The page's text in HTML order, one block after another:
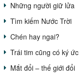
Những người giữ lửa
Tìm kiếm Nước Trời
Chén hay ngai?
Trái tim cũng có ký ức
Mắt đổi – thế giới đổi